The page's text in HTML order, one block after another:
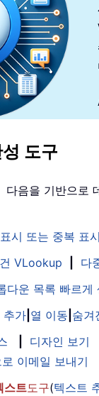
도구
다음을 기반으로
시 또는 중복 표시
VLookup 다
다운 목록 빠르게
추가 열 이동 숨겨
디자인 보기
이메일 보내기
스트도구(텍스트